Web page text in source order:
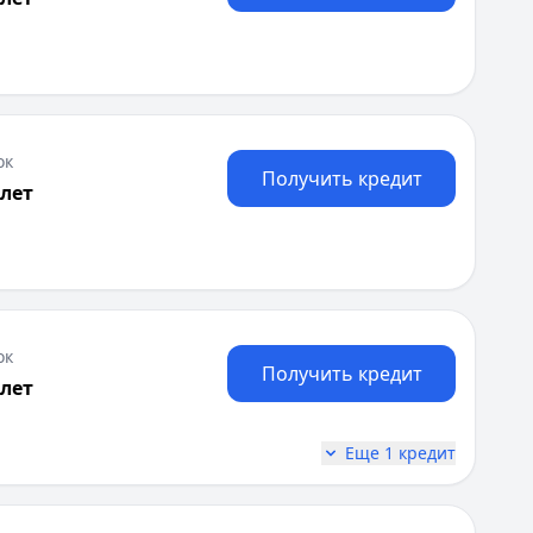
Я
«Кредиты»/«Кредиты наличными» на сайте
Получить кредит
Получить кредит
Еще 1 кредит